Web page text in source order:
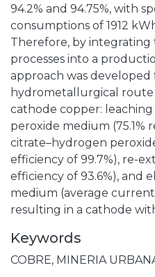
94.2% and 94.75%, with
consumptions of 1912
Therefore, by
processes into a
approach was developed
hydrometallurgical
cathode copper:
peroxide medium (75.1%
citrate–hydrogen
efficiency of 99.7%), re-
efficiency of 93.6%), and
medium (average
resulting in a cathode
Keywords
COBRE, MINERIA